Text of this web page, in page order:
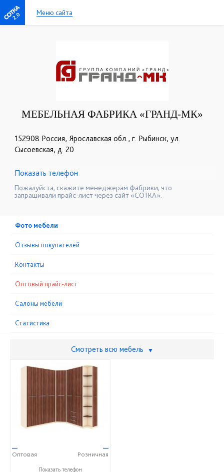
2.0 Меню сайта
МЕБЕЛЬНАЯ ФАБРИКА «ГРАНД-МК»
152908 Россия, Ярославская обл., г. Рыбинск, ул.
Сысоевская, д. 20
☎+7 (920) 651-11-00
Показать телефон
Пожалуйста, скажите менеджерам фабрики, что
запрашивали прайс-лист через сайт «СОТКА».
Фото мебели
Отзывы покупателей
Контакты
Оптовый прайс-лист
Cалоны мебели
Статистика
Смотреть всю мебель ▼
—
Оптовая
—
Розничная
+7 (920) 651-11-00
Показать телефон